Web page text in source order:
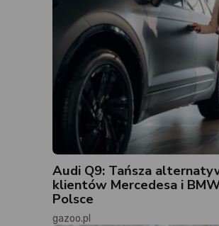
Audi Q9: Tańsza
klientów Mercedesa i
Polsce
gazoo.pl